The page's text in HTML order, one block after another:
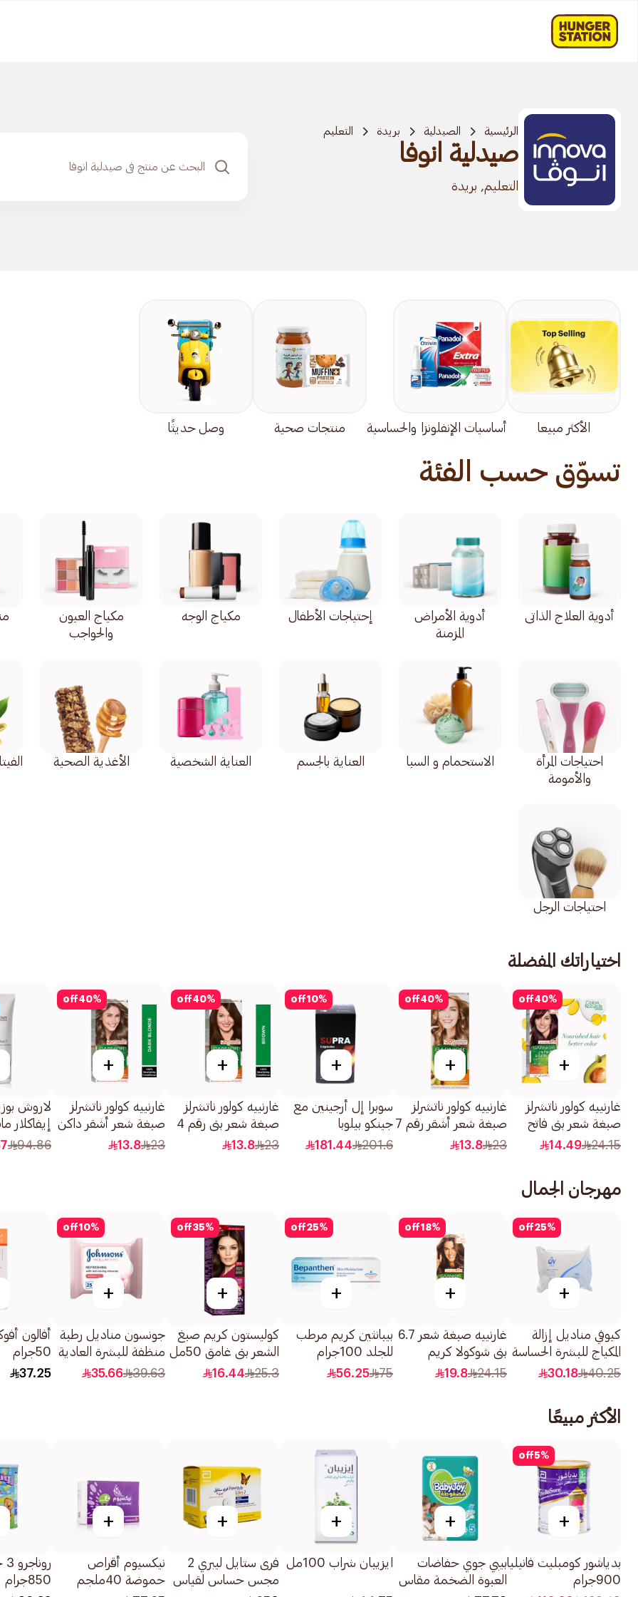
الرئيسية الصيدلية بريدة التعليم
صيدلية انوفا
التعليم, بريدة
الأكثر مبيعا أساسيات الإنفلونزا والحساسية منتجات صحية وصل حديثًا
تسوّق حسب الفئة
أدوية العلاج الذاتي
أدوية الأمراض
المزمنة
إحتياجات الأطفال مكياج الوجه
مكياج العيون
والحواجب
احتياجات المرأة
والأمومة
الاستحمام و السبا العناية بالجسم العناية الشخصية الأغذية الصحية
احتياجات الرجل
اختياراتك المفضلة
40%
off
+
غارنييه كولور ناتشرلز
صبغة شعر بني فاتح
رقم 5 1قطعة
24.15
14.49
40%
off
+
غارنييه كولور ناتشرلز
صبغة شعر أشقر رقم 7
1قطعة
23
13.8
10%
off
+
سوبرا إل أرجينين مع
جينكو بيلوبا
120كبسولة
201.6
181.44
40%
off
+
غارنييه كولور ناتشرلز
صبغة شعر بني رقم 4
1قطعة
23
13.8
40%
off
+
غارنييه كولور ناتشرلز
صبغة شعر أشقر داكن
0.6 1قطعة
23
13.8
لاروش
للتحكم
94.86
مهرجان الجمال
25%
off
+
كيوفي مناديل إزالة
المكياج للبشرة الحساسة
25قطعة
40.25
30.18
18%
off
+
غارنييه صبغة شعر 6.7
بني شوكولا كريم
للسيدات 110مل
24.15
19.8
25%
off
+
بيبانثين كريم مرطب
للجلد 100جرام
75
56.25
35%
off
+
كوليستون كريم صبغ
الشعر بني غامق 50مل
25.3
16.44
10%
off
+
جونسون مناديل رطبة
منظفة للبشرة العادية
25منديل
39.63
35.66
أفالون
50جرام
37.25
الأكثر مبيعًا
5%
off
+
بدياشور كومبليت فانيليا
900جرام
+
بيبي جوي حفاضات
العبوة الضخمة مقاس
+
ايزيبان شراب 100مل
+
فرى ستايل ليبري 2
مجس حساس لقياس
+
نيكسيوم أقراص
حموضة 40ملجم
850جرام